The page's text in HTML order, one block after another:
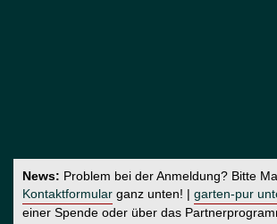
News: Problem bei der Anmeldung? Bitte
Kontaktformular ganz unten! | garten-pur
einer Spende oder über das